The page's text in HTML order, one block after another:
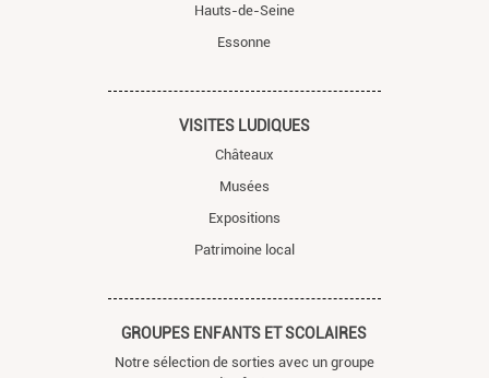
Hauts-de-Seine
Essonne
VISITES LUDIQUES
Châteaux
Musées
Expositions
Patrimoine local
GROUPES ENFANTS ET SCOLAIRES
Notre sélection de sorties avec un groupe